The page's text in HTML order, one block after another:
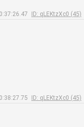
ID: qLEKtzXc0 (45)
ID: qLEKtzXc0 (45)